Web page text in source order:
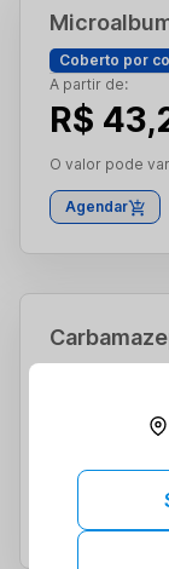
Coberto por
A partir de:
R$
O valor pode
Agendar
R$
O valor pode
Agendar